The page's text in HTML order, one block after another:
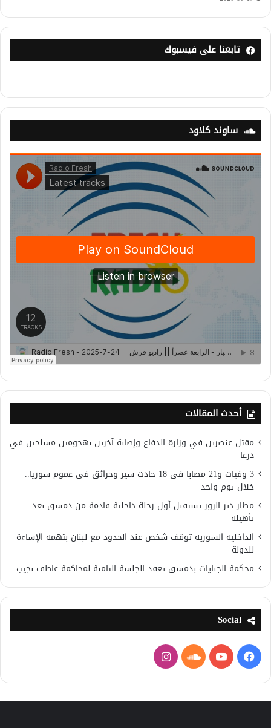
تابعنا على فيسبوك
ساوند كلاود
أحدث المقالات
مقتل عنصرين في وزارة الدفاع وإصابة آخرين بهجومين مسلحين في
درعا
3 وفيات و21 مصابا في 18 حادث سير وحرائق في عموم سوريا..
خلال يوم واحد
مطار دير الزور يستقبل أول رحلة داخلية قادمة من دمشق بعد
تأهيله
الداخلية السورية توقف شخص عند الحدود مع لبنان بتهمة الإساءة
للدولة
محكمة الجنايات بدمشق تعقد الجلسة الثامنة لمحاكمة عاطف نجيب
Social
فيسبوكيوتيوبساوند
كلاود
انستقرام